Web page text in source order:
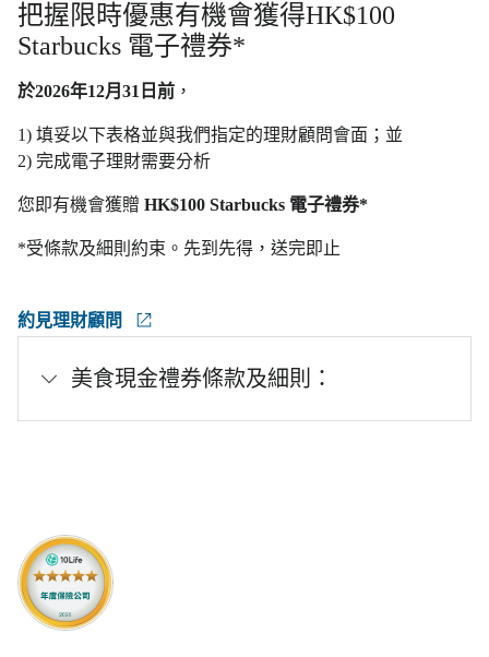
把握限時優惠有機會獲得HK$100
Starbucks 電子禮券*
於2026年12月31日前 ，
1) 填妥以下表格並與我們指定的理財顧問會面；並
2) 完成電子理財需要分析
您即有機會獲贈 HK$100 Starbucks 電子禮券*
*受條款及細則約束。先到先得，送完即止
約見理財顧問
美食現金禮券條款及細則：